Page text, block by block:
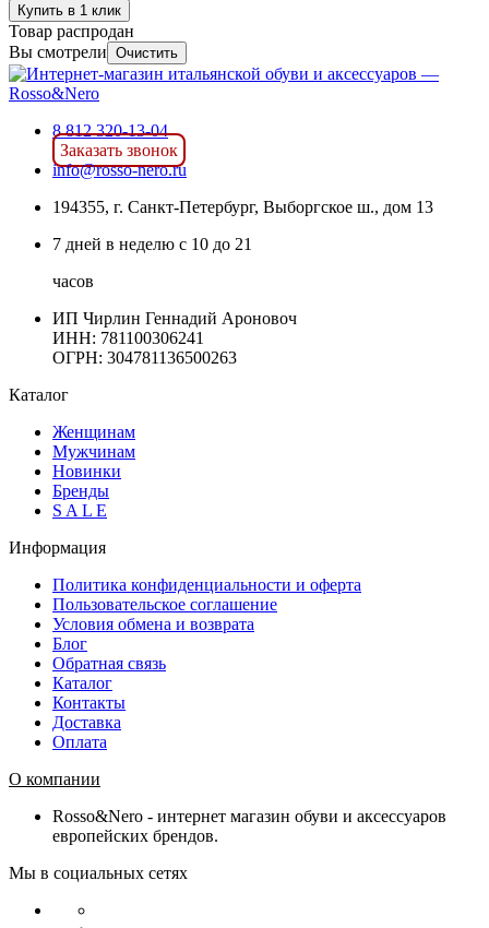
Купить в 1 клик
Товар распродан
Вы смотрели Очистить
8 812 320-13-04
Заказать звонок
info@rosso-nero.ru
194355, г. Санкт-Петербург, Выборгское ш., дом 13
7 дней в неделю с 10 до 21
часов
ИП Чирлин Геннадий Ароновоч
ИНН: 781100306241
ОГРН: 304781136500263
Каталог
Женщинам
Мужчинам
Новинки
Бренды
S A L E
Информация
Политика конфиденциальности и оферта
Пользовательское соглашение
Условия обмена и возврата
Блог
Обратная связь
Каталог
Контакты
Доставка
Оплата
О компании
Rosso&Nero - интернет магазин обуви и аксессуаров
европейских брендов.
Мы в социальных сетях